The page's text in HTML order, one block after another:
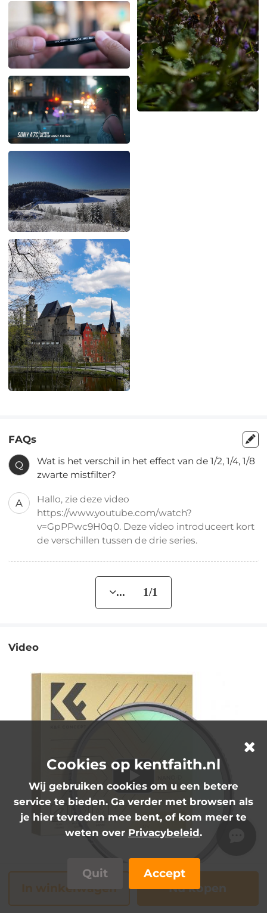
FAQs
Q
Wat is het verschil in het effect van de 1/2, 1/4, 1/8
zwarte mistfilter?
A
Hallo, zie deze video
https://www.youtube.com/watch?
v=GpPPwc9H0q0. Deze video introduceert kort
de verschillen tussen de drie series.
... 1/1
Video
SKU.1974
In winkelwagen Nu kopen
Cookies op kentfaith.nl
Wij gebruiken cookies om u een betere
service te bieden. Ga verder met browsen als
je hier tevreden mee bent, of kom meer te
weten over Privacybeleid.
Quit Accept